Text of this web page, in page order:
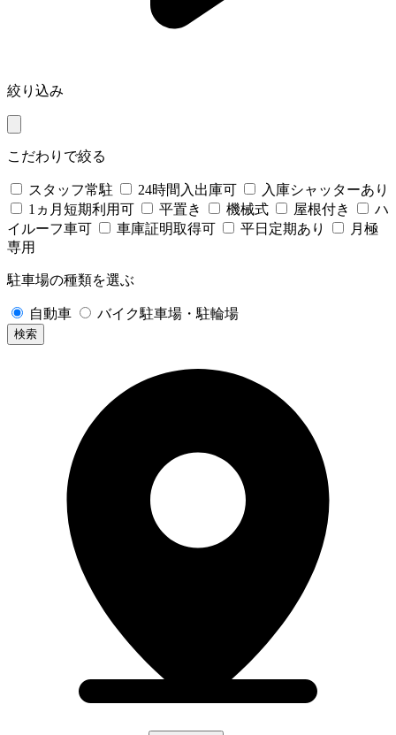
絞り込み
こだわりで絞る
スタッフ常駐 24時間入出庫可
入庫シャッターあり
1ヵ月短期利用可
平置き 機械式 屋根付き
ハ
イルーフ車可
車庫証明取得可 平日定期あり
月極
専用
駐車場の種類を選ぶ
自動車 バイク駐車場・駐輪場
検索